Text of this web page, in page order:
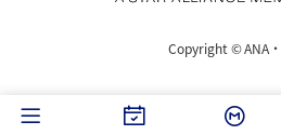
Copyright ©ANA